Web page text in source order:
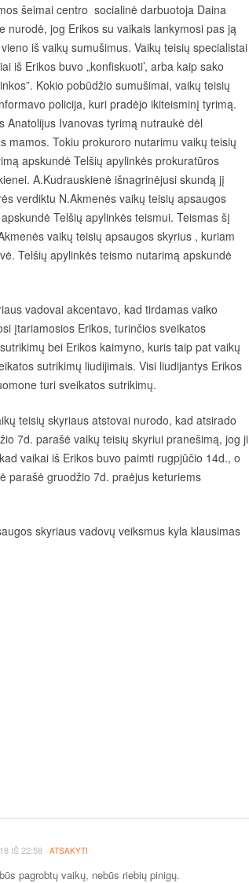
šeimai centro socialinė darbuotoja Daina
nurodė, jog Erikos su vaikais lankymosi pas ją
iš vaikų sumušimus. Vaikų teisių specialistai
iš Erikos buvo „konfiskuoti’, arba kaip sako
Kokio pobūdžio sumušimai, vaikų teisių
policija, kuri pradėjo ikiteisminį tyrimą.
Ivanovas tyrimą nutraukė dėl
mamos. Tokiu prokuroro nutarimu vaikų teisių
apskundė Telšių apylinkės prokuratūros
A.Kudrauskienė išnagrinėjusi skundą jį
verdiktu N.Akmenės vaikų teisių apsaugos
Telšių apylinkės teismui. Teismas šį
vaikų teisių apsaugos skyrius , kuriam
Telšių apylinkės teismo nutarimą apskundė
vadovai akcentavo, kad tirdamas vaiko
įtariamosios Erikos, turinčios sveikatos
bei Erikos kaimyno, kuris taip pat vaikų
sutrikimų liudijimais. Visi liudijantys Erikos
turi sveikatos sutrikimų.
teisių skyriaus atstovai nurodo, kad atsirado
7d. parašė vaikų teisių skyriui pranešimą, jog ji
vaikai iš Erikos buvo paimti rugpjūčio 14d., o
parašė gruodžio 7d. praėjus keturiems
skyriaus vadovų veiksmus kyla klausimas
IŠ 22:58 · ATSAKYTI
pagrobtų vaikų, nebūs riebių pinigų.